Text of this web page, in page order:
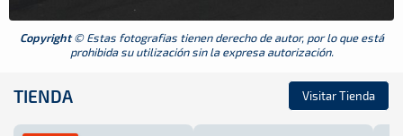
Copyright© Estas fotografias tienen derecho de autor, por lo que está
prohibida su utilización sin la expresa autorización.
TIENDA Visitar Tienda